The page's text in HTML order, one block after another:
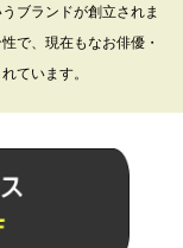
ブランドが創立されま
で、現在もなお俳優・
ています。